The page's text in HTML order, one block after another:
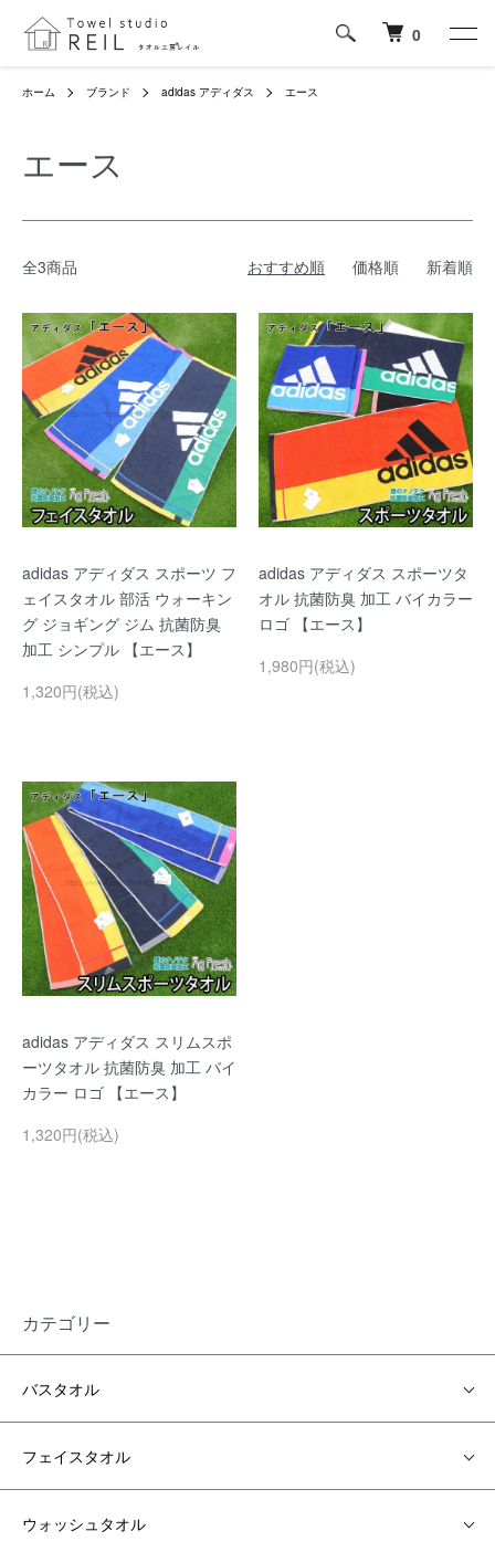
0
ホーム ブランド adidas アディダス エース
エース
全3商品 おすすめ順 価格順 新着順
adidas アディダス スポーツ フ
ェイスタオル 部活 ウォーキン
グ ジョギング ジム 抗菌防臭
加工 シンプル 【エース】
1,320円(税込)
adidas アディダス スポーツタ
オル 抗菌防臭 加工 バイカラー
ロゴ 【エース】
1,980円(税込)
adidas アディダス スリムスポ
ーツタオル 抗菌防臭 加工 バイ
カラー ロゴ 【エース】
1,320円(税込)
カテゴリー
バスタオル
フェイスタオル
ウォッシュタオル